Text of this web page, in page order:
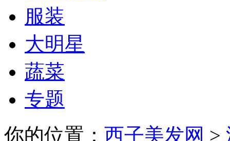
服装
大明星
蔬菜
专题
你的位置： 西子美发网 >